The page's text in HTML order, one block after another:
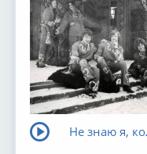
Не знаю я,